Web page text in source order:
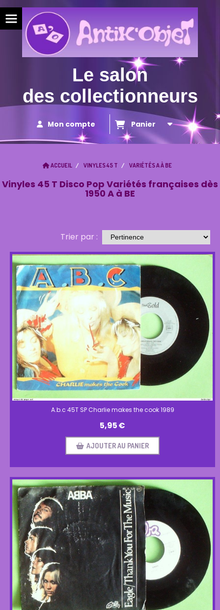
Le salon
des collectionneurs
Mon compte Panier
ACCUEIL VINYLES 45 T VARIÉTÉS A À BE
Vinyles 45 T Disco Pop Variétés françaises dès
1950 A à BE
Trier par :
A.b.c 45T SP Charlie makes the cook 1989
5,95€
AJOUTER AU PANIER